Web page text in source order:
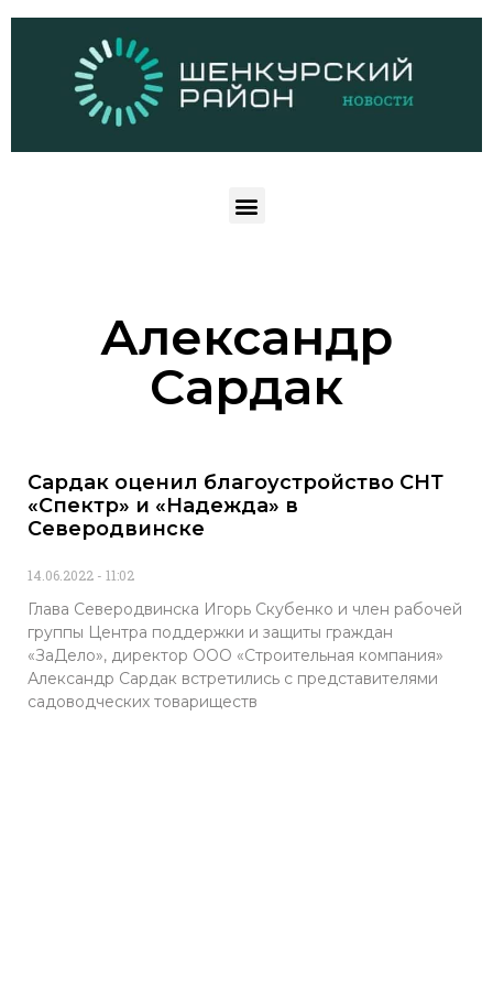
Александр
Сардак
Сардак оценил благоустройство СНТ
«Спектр» и «Надежда» в
Северодвинске
14.06.2022 11:02
Глава Северодвинска Игорь Скубенко и член рабочей
группы Центра поддержки и защиты граждан
«ЗаДело», директор ООО «Строительная компания»
Александр Сардак встретились с представителями
садоводческих товариществ